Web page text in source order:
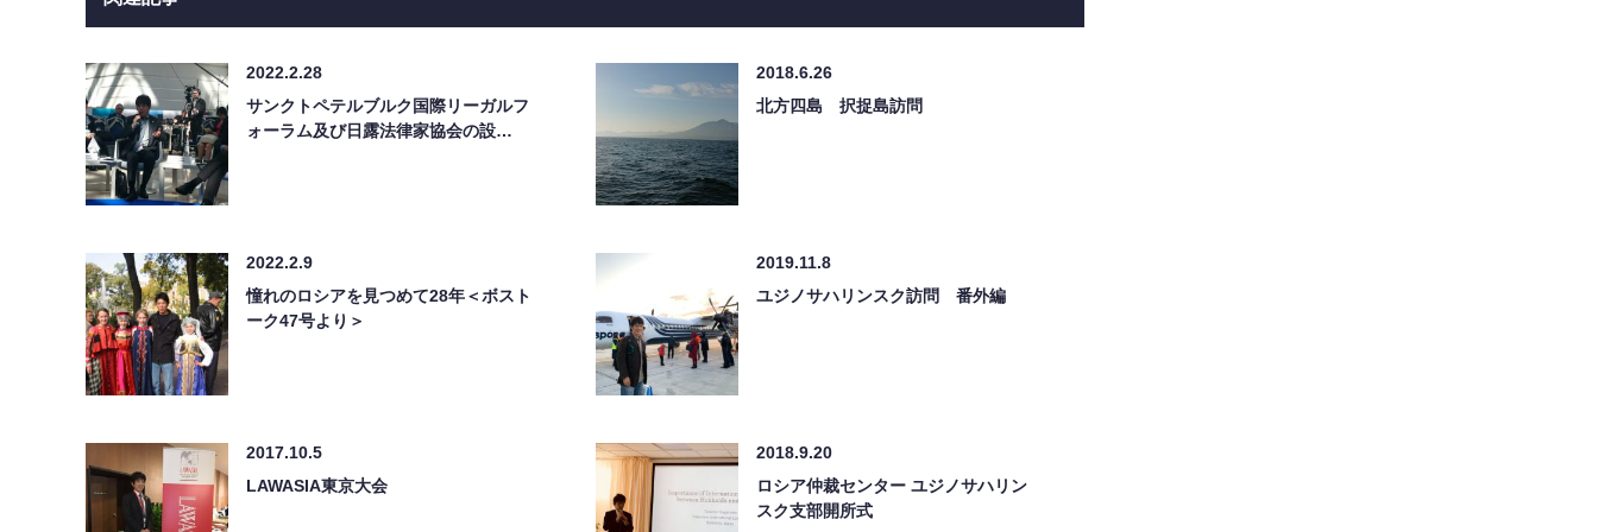
2022.2.28
サンクトペテルブルク国際リーガルフ
ォーラム及び日露法律家協会の設…
2018.6.26
北方四島 択捉島訪問
2022.2.9
憧れのロシアを見つめて28年＜ボスト
ーク47号より＞
2019.11.8
ユジノサハリンスク訪問 番外編
2017.10.5
LAWASIA東京大会
2018.9.20
ロシア仲裁センター ユジノサハリン
スク支部開所式